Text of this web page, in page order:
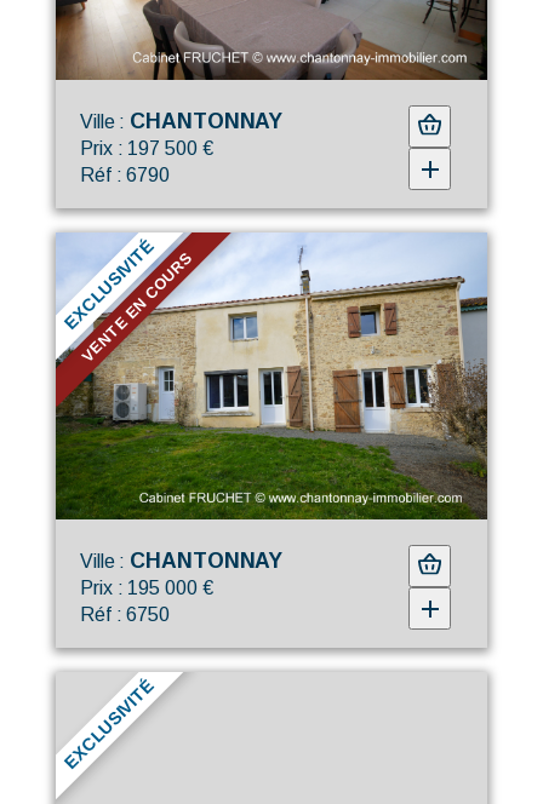
Ville : CHANTONNAY
Prix : 197 500 €
Réf : 6790
VENTE EN COURS
EXCLUSIVITÉ
Ville : CHANTONNAY
Prix : 195 000 €
Réf : 6750
EXCLUSIVITÉ